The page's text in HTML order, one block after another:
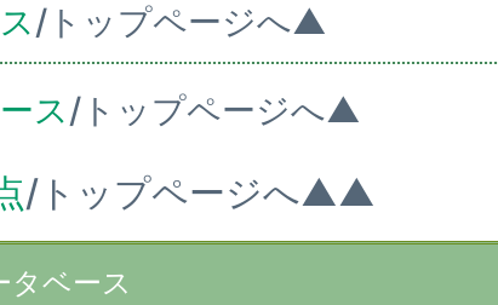
/トップページへ▲
ス/トップページへ▲
/トップページへ▲▲
タベース